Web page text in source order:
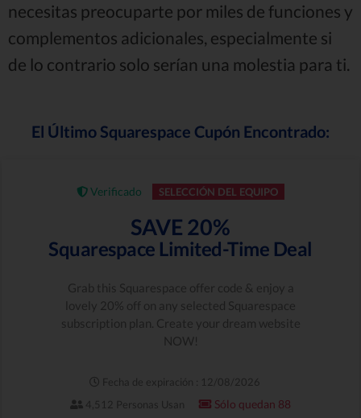
necesitas preocuparte por miles de funciones y
complementos adicionales, especialmente si
de lo contrario solo serían una molestia para ti.
El Último Squarespace Cupón Encontrado:
Verificado SELECCIÓN DEL EQUIPO
SAVE 20%
Squarespace Limited-Time Deal
Grab this Squarespace offer code & enjoy a
lovely 20% off on any selected Squarespace
subscription plan. Create your dream website
NOW!
Fecha de expiración : 12/08/2026
4,512 Personas Usan
Sólo quedan 88